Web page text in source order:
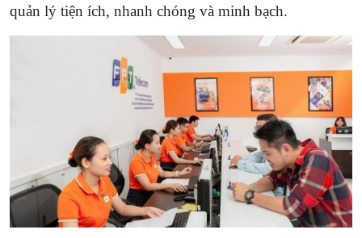
quản lý tiện ích, nhanh chóng và minh bạch.